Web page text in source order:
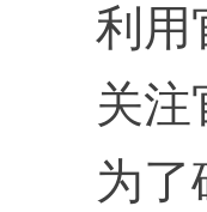
利用官
关注官
为了确